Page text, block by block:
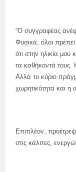
“Ο συγγραφέας
Φυσικά, όλοι
ότι στην ηλικία μου
τα καθήκοντά τους.
Αλλά το κύριο
χωρητικότητα και η
Επιπλέον,
στις κάλπες,